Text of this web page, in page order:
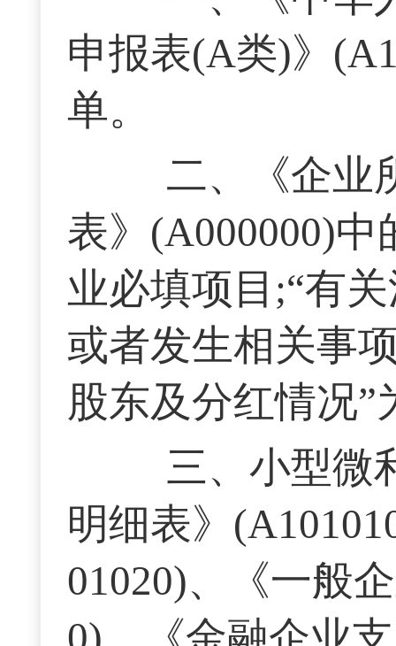
申报表(A类)》
单。
二、《企业
表》(A000000)
业必填项目;“有
或者发生相关事
股东及分红情况
三、小型微
明细表》
01020)、《一般